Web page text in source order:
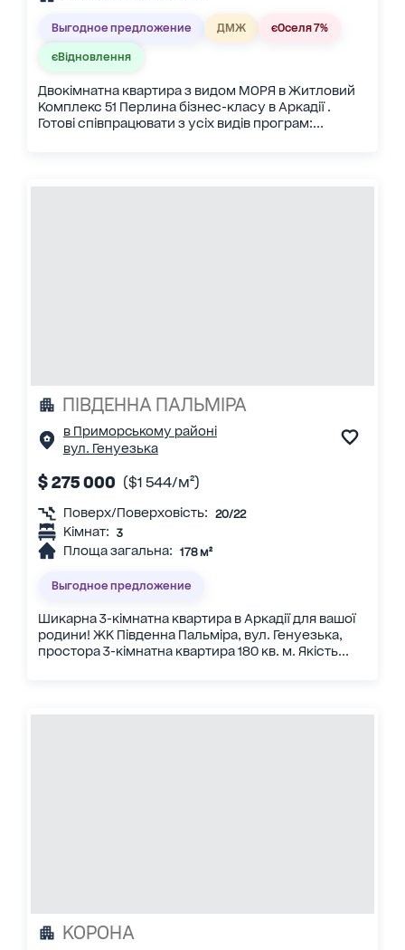
Выгодное предложение ДМЖ єОселя 7%
єВідновлення
Двокімнатна квартира з видом МОРЯ в Житловий
Комплекс 51 Перлина бізнес-класу в Аркадії .
Готові співпрацювати з усіх видів програм:...
ПІВДЕННА ПАЛЬМІРА
в Приморському районі
вул. Генуезька
$ 275 000 ($1 544/м²)
Поверх/Поверховість: 20/22
Кімнат: 3
Площа загальна: 178 м²
Выгодное предложение
Шикарна 3-кімнатна квартира в Аркадії для вашої
родини! ЖК Південна Пальміра, вул. Генуезька,
простора 3-кімнатна квартира 180 кв. м. Якість...
КОРОНА